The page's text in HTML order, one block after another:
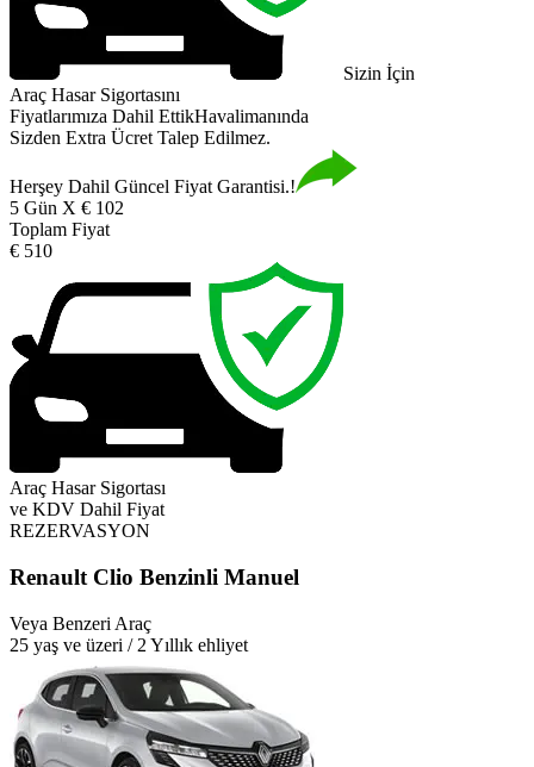
Sizin İçin
Araç Hasar Sigortasını
Fiyatlarımıza Dahil EttikHavalimanında
Sizden Extra Ücret Talep Edilmez.
Herşey Dahil Güncel Fiyat Garantisi.!
5 Gün X € 102
Toplam Fiyat
€ 510
Araç Hasar Sigortası
ve KDV Dahil Fiyat
REZERVASYON
Renault Clio Benzinli Manuel
Veya Benzeri Araç
25 yaş ve üzeri / 2 Yıllık ehliyet